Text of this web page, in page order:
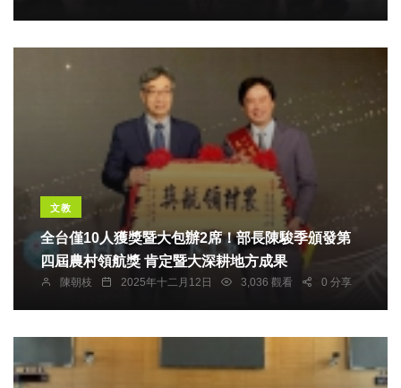
文教
全台僅10人獲獎暨大包辦2席！部長陳駿季頒發第
四屆農村領航獎 肯定暨大深耕地方成果
陳朝枝 2025年十二月12日 3,036 觀看 0 分享